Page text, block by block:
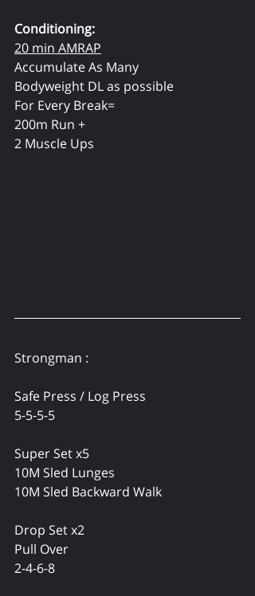
Conditioning:
20 min AMRAP
Accumulate As Many
Bodyweight DL as possible
For Every Break=
200m Run +
2 Muscle Ups
Strongman :
Safe Press / Log Press
5-5-5-5
Super Set x5
10M Sled Lunges
10M Sled Backward Walk
Drop Set x2
Pull Over
2-4-6-8